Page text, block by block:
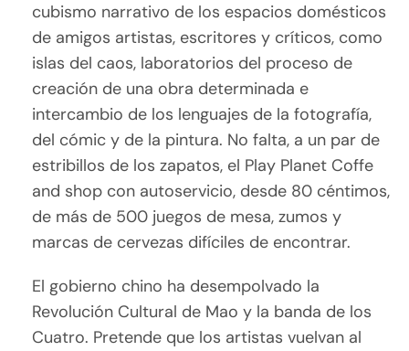
cubismo narrativo de los espacios domésticos
de amigos artistas, escritores y críticos, como
islas del caos, laboratorios del proceso de
creación de una obra determinada e
intercambio de los lenguajes de la fotografía,
del cómic y de la pintura. No falta, a un par de
estribillos de los zapatos, el Play Planet Coffe
and shop con autoservicio, desde 80 céntimos,
de más de 500 juegos de mesa, zumos y
marcas de cervezas difíciles de encontrar.
El gobierno chino ha desempolvado la
Revolución Cultural de Mao y la banda de los
Cuatro. Pretende que los artistas vuelvan al